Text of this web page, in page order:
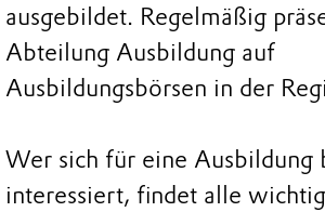
ausgebildet. Regelmäßig
Abteilung Ausbildung auf
Ausbildungsbörsen in der
Wer sich für eine Ausbildung
interessiert, findet alle